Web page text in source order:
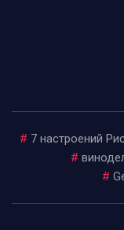
# 7 настроений
#
#